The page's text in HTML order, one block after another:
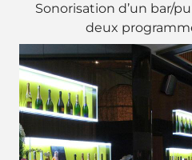
Sonorisation d’un bar/
deux